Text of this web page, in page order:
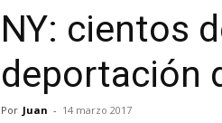
NY: cientos
deportación
Por Juan - 14 marzo 2017